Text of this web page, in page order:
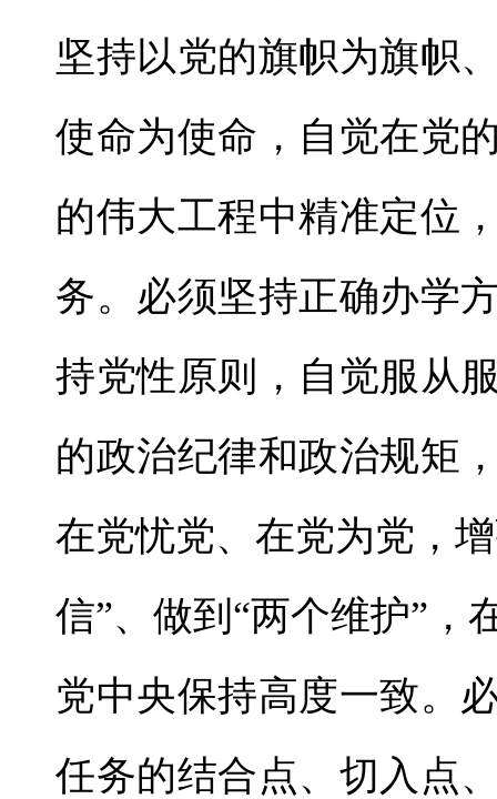
坚持以党的旗帜为旗帜
使命为使命，自觉在党
的伟大工程中精准定位
务。必须坚持正确办学
持党性原则，自觉服从
的政治纪律和政治规矩
在党忧党、在党为党，
信”、做到“两个维护”，
党中央保持高度一致。
任务的结合点、切入点